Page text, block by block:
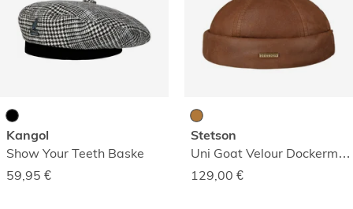
Kangol
Show Your Teeth Baske
59,95 €
Stetson
Uni Goat Velour Dockermütze
129,00 €